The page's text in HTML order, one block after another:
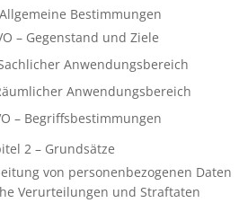
Bestimmungen
– Gegenstand und Ziele
Anwendungsbereich
Anwendungsbereich
– Begriffsbestimmungen
2 – Grundsätze
von personenbezogenen Daten
Verurteilungen und Straftaten